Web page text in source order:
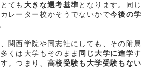
ても 大きな選考基準 となります。同じ
レーター校かそうでないかで今後の学
。
関西学院や同志社にしても、その附属
くは大学もそのまま 同じ大学に進学す
。つまり、 高校受験も大学受験もない